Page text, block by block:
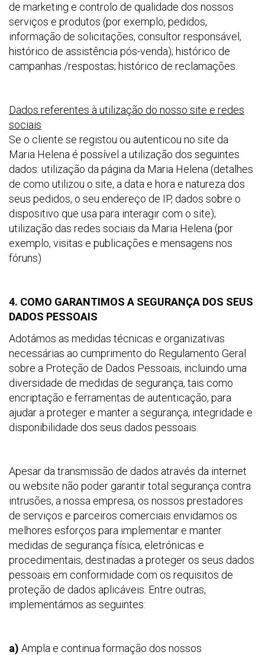
de marketing e controlo de qualidade dos nossos
serviços e produtos (por exemplo, pedidos,
informação de solicitações, consultor responsável,
histórico de assistência pós-venda); histórico de
campanhas /respostas; histórico de reclamações.
Dados referentes à utilização do nosso site e redes
sociais
Se o cliente se registou ou autenticou no site da
Maria Helena é possível a utilização dos seguintes
dados: utilização da página da Maria Helena (detalhes
de como utilizou o site, a data e hora e natureza dos
seus pedidos, o seu endereço de IP, dados sobre o
dispositivo que usa para interagir com o site);
utilização das redes sociais da Maria Helena (por
exemplo, visitas e publicações e mensagens nos
fóruns)
4. COMO GARANTIMOS A SEGURANÇA DOS SEUS
DADOS PESSOAIS
Adotámos as medidas técnicas e organizativas
necessárias ao cumprimento do Regulamento Geral
sobre a Proteção de Dados Pessoais, incluindo uma
diversidade de medidas de segurança, tais como
encriptação e ferramentas de autenticação, para
ajudar a proteger e manter a segurança, integridade e
disponibilidade dos seus dados pessoais.
Apesar da transmissão de dados através da internet
ou website não poder garantir total segurança contra
intrusões, a nossa empresa, os nossos prestadores
de serviços e parceiros comerciais envidamos os
melhores esforços para implementar e manter
medidas de segurança física, eletrónicas e
procedimentais, destinadas a proteger os seus dados
pessoais em conformidade com os requisitos de
proteção de dados aplicáveis. Entre outras,
implementámos as seguintes:
a) Ampla e continua formação dos nossos